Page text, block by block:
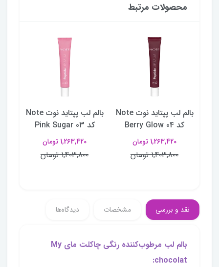
محصولات مرتبط
بالم لب پپتاید نوت Note
کد 04 Berry Glow
1,263,420 تومان
1,403,800 تومان
بالم لب پپتاید نوت Note
کد 03 Pink Sugar
1,263,420 تومان
1,403,800 تومان
نقد و بررسی مشخصات دیدگاه‌ها
بالم لب مرطوب‌کننده رنگی چاکلت مای My
chocolat: